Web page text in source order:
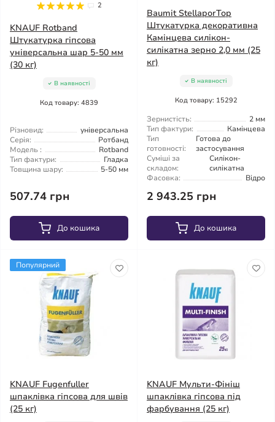
2
KNAUF Rotband
Штукатурка гіпсова
універсальна шар 5-50 мм
(30 кг)
В наявності
Код товару: 4839
Різновид:
універсальна
Серія:
Ротбанд
Модель :
Rotband
Тип фактури:
Гладка
Товщина шару:
5-50 мм
507.74 грн
До кошика
Baumit StellaporTop
Штукатурка декоративна
Камінцева силікон-
силікатна зерно 2,0 мм (25
кг)
В наявності
Код товару: 15292
Зернистість:
2 мм
Тип фактури:
Камінцева
Тип
готовності:
Готова до
застосування
Суміші за
складом:
Силікон-
силікатна
Фасовка:
Відро
2 943.25 грн
До кошика
Популярний
KNAUF Fugenfuller
шпаклівка гіпсова для швів
(25 кг)
KNAUF Мульти-Фініш
шпаклівка гіпсова під
фарбування (25 кг)